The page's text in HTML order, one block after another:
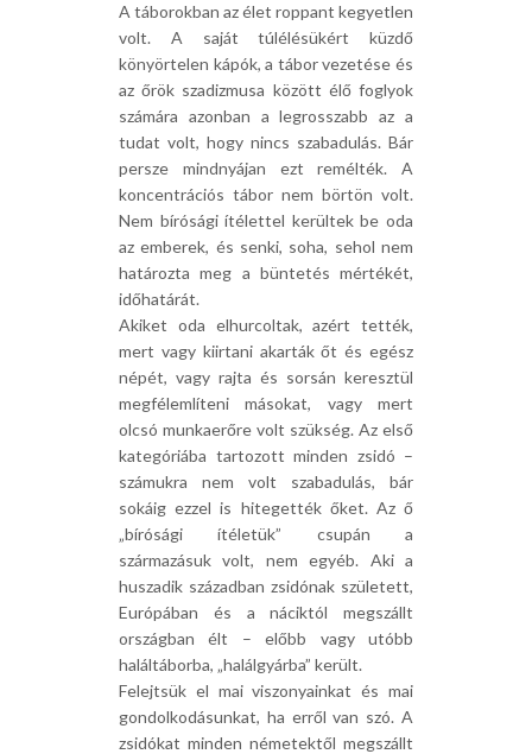
A táborokban az élet roppant kegyetlen
volt. A saját túlélésükért küzdő
könyörtelen kápók, a tábor vezetése és
az őrök szadizmusa között élő foglyok
számára azonban a legrosszabb az a
tudat volt, hogy nincs szabadulás. Bár
persze mindnyájan ezt remélték. A
koncentrációs tábor nem börtön volt.
Nem bírósági ítélettel kerültek be oda
az emberek, és senki, soha, sehol nem
határozta meg a büntetés mértékét,
időhatárát.
Akiket oda elhurcoltak, azért tették,
mert vagy kiirtani akarták őt és egész
népét, vagy rajta és sorsán keresztül
megfélemlíteni másokat, vagy mert
olcsó munkaerőre volt szükség. Az első
kategóriába tartozott minden zsidó –
számukra nem volt szabadulás, bár
sokáig ezzel is hitegették őket. Az ő
„bírósági ítéletük” csupán a
származásuk volt, nem egyéb. Aki a
huszadik században zsidónak született,
Európában és a náciktól megszállt
országban élt – előbb vagy utóbb
haláltáborba, „halálgyárba” került.
Felejtsük el mai viszonyainkat és mai
gondolkodásunkat, ha erről van szó. A
zsidókat minden németektől megszállt